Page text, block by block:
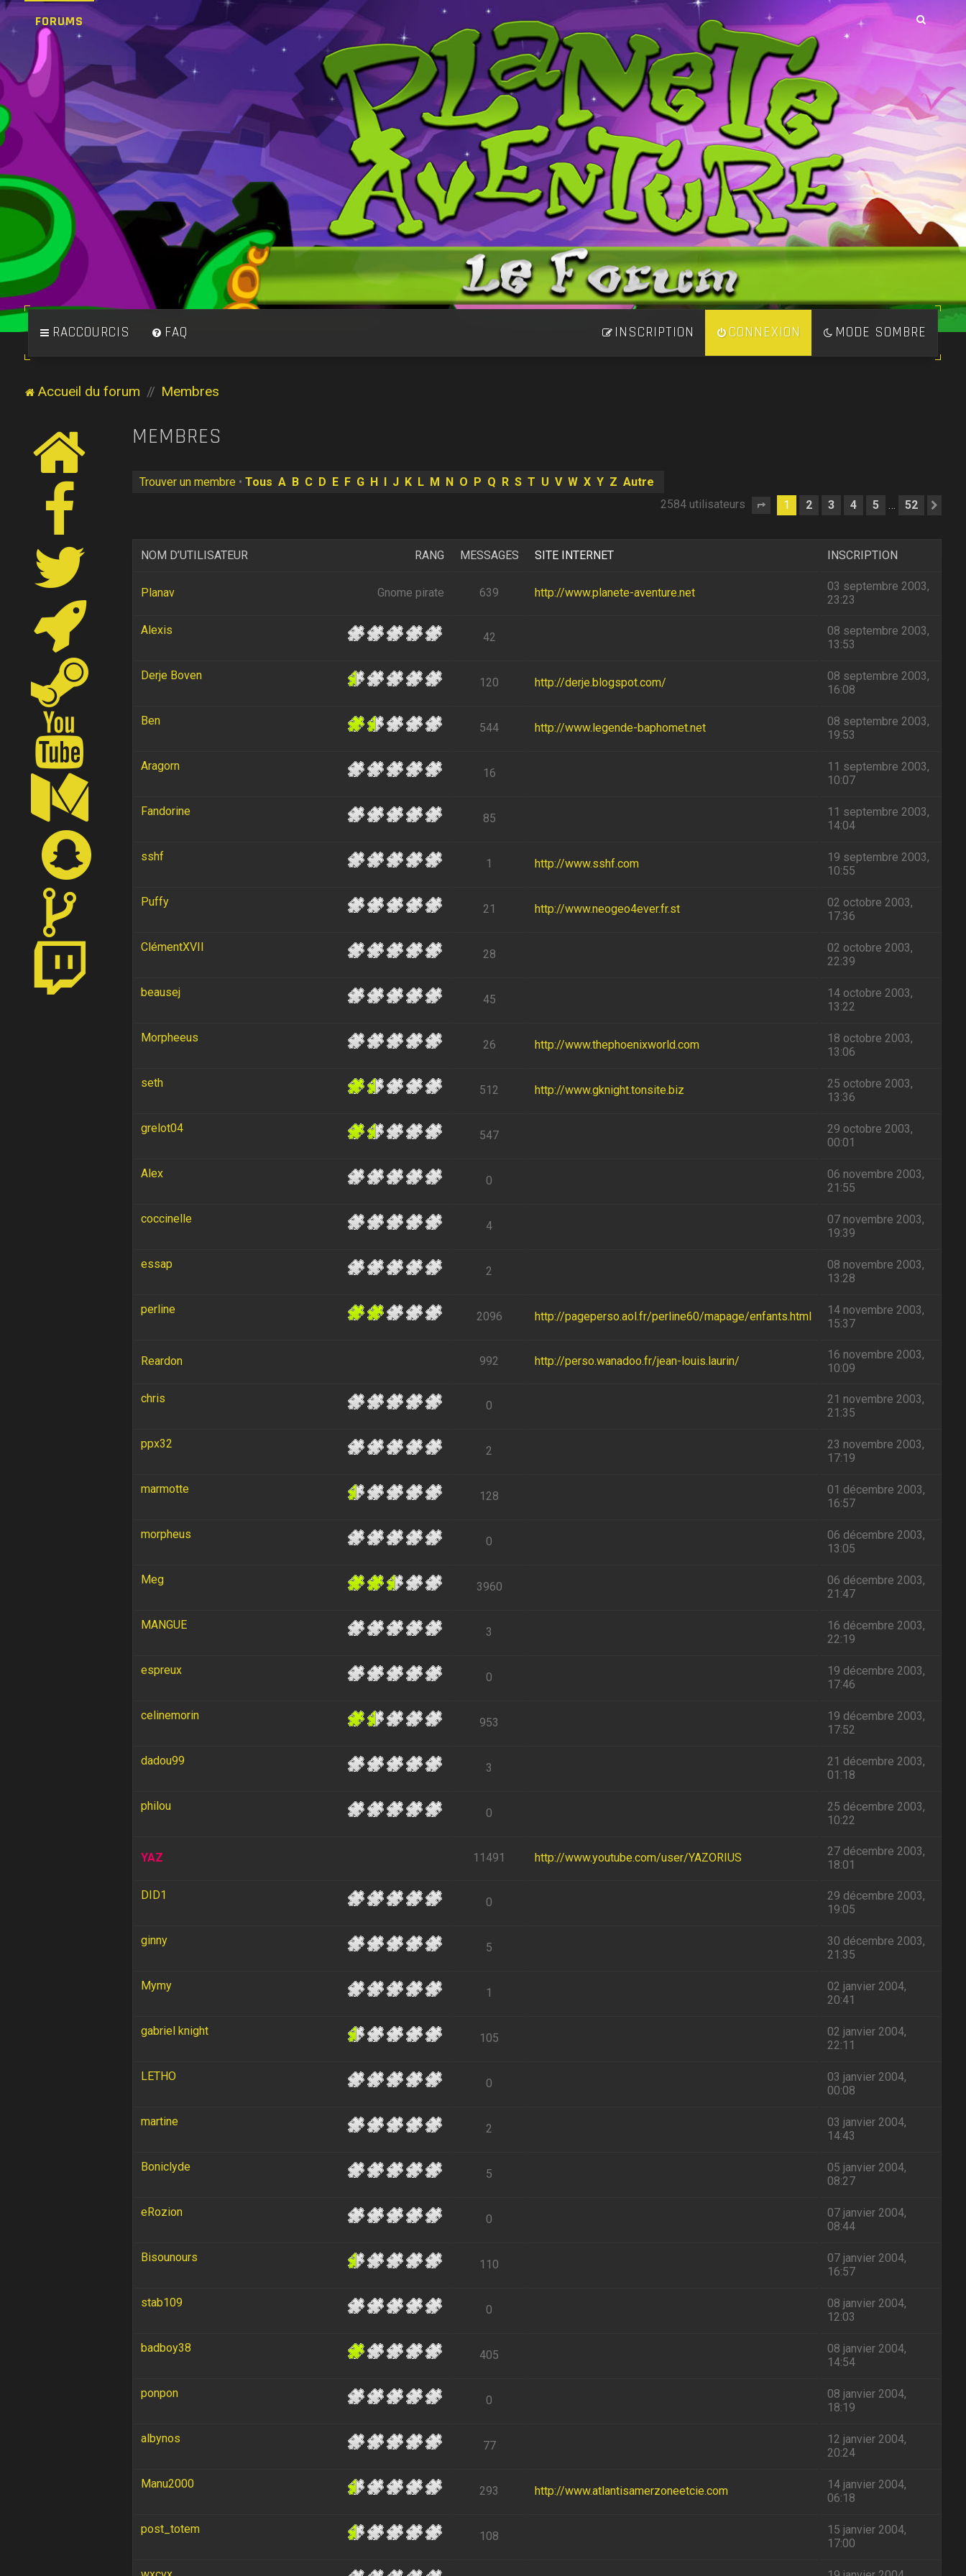
FORUMS
RACCOURCIS MODE SOMBRE
FAQ CONNEXION
INSCRIPTION
Accueil du forum Membres
MEMBRES
Trouver un membre • Tous A B C D E F G H I J K L M N O P Q R S T U V W X Y Z Autre
2584 utilisateurs
Page 1sur52
1 2 3 4 5 … 52
RANG
NOM D’UTILISATEUR MESSAGES SITE INTERNET INSCRIPTION
Gnome pirate
Planav 639 http://www.planete-aventure.net
03 septembre 2003,
23:23
Alexis
42
08 septembre 2003,
13:53
Derje Boven
120 http://derje.blogspot.com/
08 septembre 2003,
16:08
Ben
544 http://www.legende-baphomet.net
08 septembre 2003,
19:53
Aragorn
16
11 septembre 2003,
10:07
Fandorine
85
11 septembre 2003,
14:04
sshf
1 http://www.sshf.com
19 septembre 2003,
10:55
Puffy
21 http://www.neogeo4ever.fr.st
02 octobre 2003,
17:36
ClémentXVII
28
02 octobre 2003,
22:39
beausej
45
14 octobre 2003,
13:22
Morpheeus
26 http://www.thephoenixworld.com
18 octobre 2003,
13:06
seth
512 http://www.gknight.tonsite.biz
25 octobre 2003,
13:36
grelot04
547
29 octobre 2003,
00:01
Alex
0
06 novembre 2003,
21:55
coccinelle
4
07 novembre 2003,
19:39
essap
2
08 novembre 2003,
13:28
perline
2096 http://pageperso.aol.fr/perline60/mapage/enfants.html
14 novembre 2003,
15:37
Reardon 992 http://perso.wanadoo.fr/jean-louis.laurin/
16 novembre 2003,
10:09
chris
0
21 novembre 2003,
21:35
ppx32
2
23 novembre 2003,
17:19
marmotte
128
01 décembre 2003,
16:57
morpheus
0
06 décembre 2003,
13:05
Meg
3960
06 décembre 2003,
21:47
MANGUE
3
16 décembre 2003,
22:19
espreux
0
19 décembre 2003,
17:46
celinemorin
953
19 décembre 2003,
17:52
dadou99
3
21 décembre 2003,
01:18
philou
0
25 décembre 2003,
10:22
YAZ 11491 http://www.youtube.com/user/YAZORIUS
27 décembre 2003,
18:01
DID1
0
29 décembre 2003,
19:05
ginny
5
30 décembre 2003,
21:35
Mymy
1
02 janvier 2004,
20:41
gabriel knight
105
02 janvier 2004,
22:11
LETHO
0
03 janvier 2004,
00:08
martine
2
03 janvier 2004,
14:43
Boniclyde
5
05 janvier 2004,
08:27
eRozion
0
07 janvier 2004,
08:44
Bisounours
110
07 janvier 2004,
16:57
stab109
0
08 janvier 2004,
12:03
badboy38
405
08 janvier 2004,
14:54
ponpon
0
08 janvier 2004,
18:19
albynos
77
12 janvier 2004,
20:24
Manu2000
293 http://www.atlantisamerzoneetcie.com
14 janvier 2004,
06:18
post_totem
108
15 janvier 2004,
17:00